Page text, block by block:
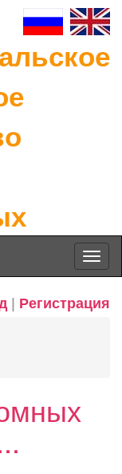
| Регистрация